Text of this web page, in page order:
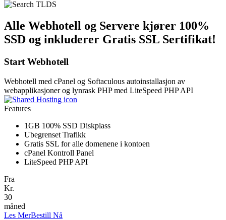
Alle Webhotell og Servere kjører 100%
SSD og inkluderer Gratis SSL Sertifikat!
Start Webhotell
Webhotell med cPanel og Softaculous autoinstallasjon av
webapplikasjoner og lynrask PHP med LiteSpeed PHP API
Features
1GB 100% SSD Diskplass
Ubegrenset Trafikk
Gratis SSL for alle domenene i kontoen
cPanel Kontroll Panel
LiteSpeed PHP API
Fra
Kr.
30
måned
Les MerBestill Nå